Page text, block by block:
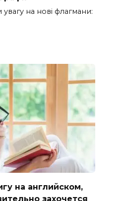
на нові флагмани:
на английском,
захочется